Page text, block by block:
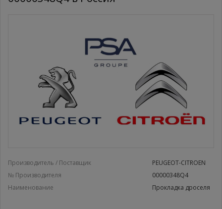
Производитель / Поставщик
PEUGEOT-CITROEN
№ Производителя
00000348Q4
Наименование
Прокладка дроселя